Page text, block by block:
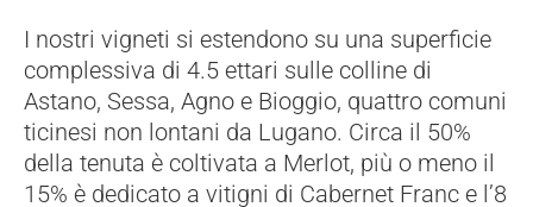
I nostri vigneti si estendono su una superficie
complessiva di 4.5 ettari sulle colline di
Astano, Sessa, Agno e Bioggio, quattro comuni
ticinesi non lontani da Lugano. Circa il 50%
della tenuta è coltivata a Merlot, più o meno il
15% è dedicato a vitigni di Cabernet Franc e l’8